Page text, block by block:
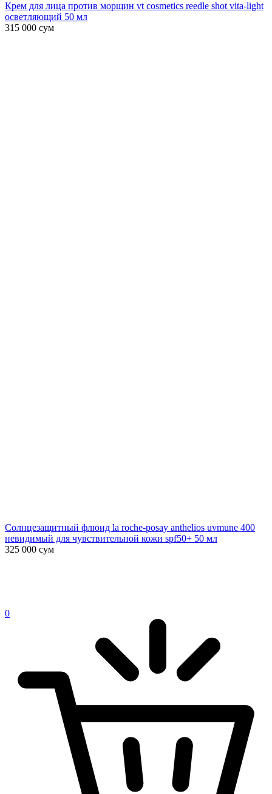
Крем для лица против морщин vt cosmetics reedle shot vita-light
осветляющий 50 мл
315 000 сум
Солнцезащитный флюид la roche-posay anthelios uvmune 400
невидимый для чувствительной кожи spf50+ 50 мл
325 000 сум
0